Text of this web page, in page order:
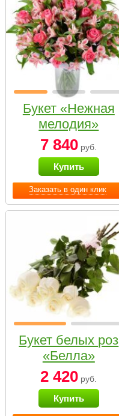
Заказать в один клик
Букет «Нежная
мелодия»
7 840 руб.
Купить
Букет белых роз
«Белла»
2 420 руб.
Купить